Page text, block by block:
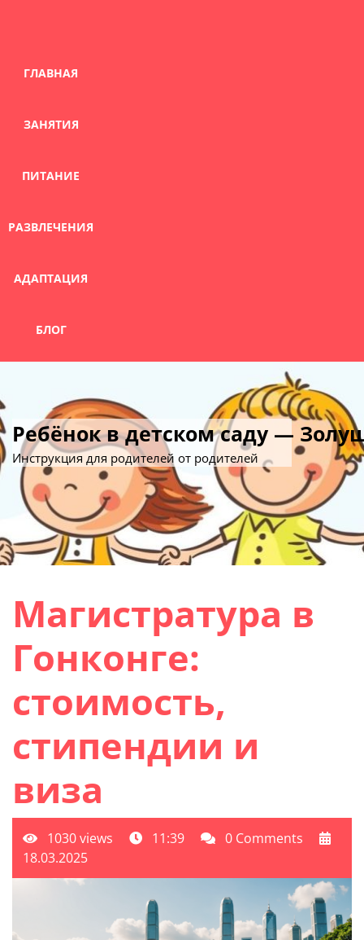
ГЛАВНАЯ
ЗАНЯТИЯ
ПИТАНИЕ
РАЗВЛЕЧЕНИЯ
АДАПТАЦИЯ
БЛОГ
Ребёнок в детском саду —
Инструкция для родителей от родителей
Магистратура в
Гонконге:
стоимость,
стипендии и
виза
1030 views 11:39
0 Comments
18.03.2025